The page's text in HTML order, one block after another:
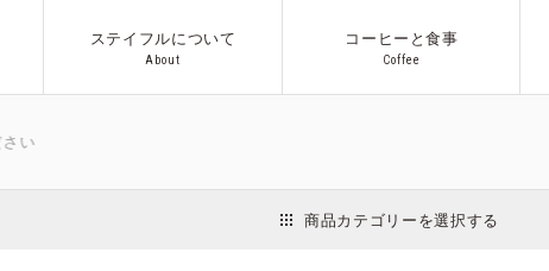
ステイフルについて
A bout
コーヒーと食事
Coffee
日用品
商品カテゴリーを選択する